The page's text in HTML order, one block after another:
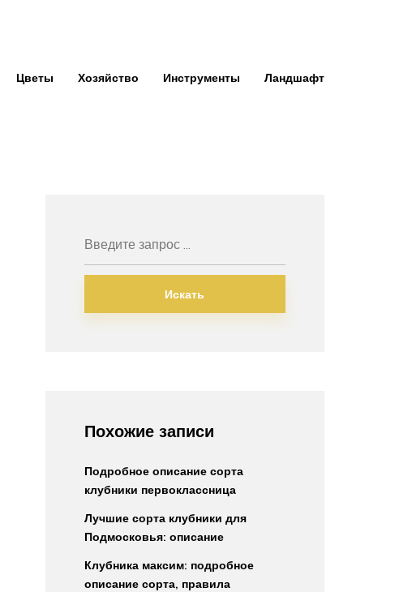
Цветы Хозяйство Инструменты Ландшафт
Искать
Похожие записи
Подробное описание сорта
клубники первоклассница
Лучшие сорта клубники для
Подмосковья: описание
Клубника максим: подробное
описание сорта, правила